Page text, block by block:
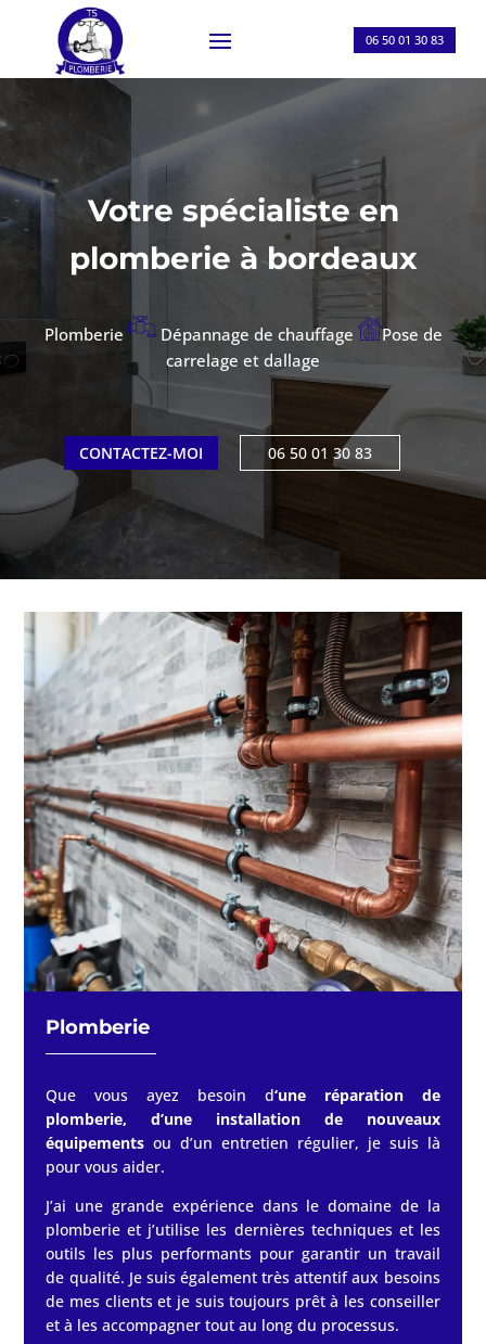
06 50 01 30 83
Votre spécialiste en
plomberie à bordeaux
Plomberie Dépannage de chauffage
Pose de
carrelage et dallage
CONTACTEZ-MOI 06 50 01 30 83
Plomberie
Que vous ayez besoin d‘une réparation de
plomberie, d’une installation de nouveaux
équipements ou d’un entretien régulier, je suis là
pour vous aider.
J’ai une grande expérience dans le domaine de la
plomberie et j’utilise les dernières techniques et les
outils les plus performants pour garantir un travail
de qualité. Je suis également très attentif aux besoins
de mes clients et je suis toujours prêt à les conseiller
et à les accompagner tout au long du processus.